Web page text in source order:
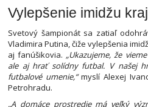
Vylepšenie imidžu
Svetový šampionát sa zatiaľ
Vladimira Putina, čiže vylepšenia
aj fanúšikovia. „Ukazujeme, že
ale aj hrať solídny futbal. V našej
futbalové umenie,“myslí Alexej
Petrohradu.
„A domáce prostredie má veľký